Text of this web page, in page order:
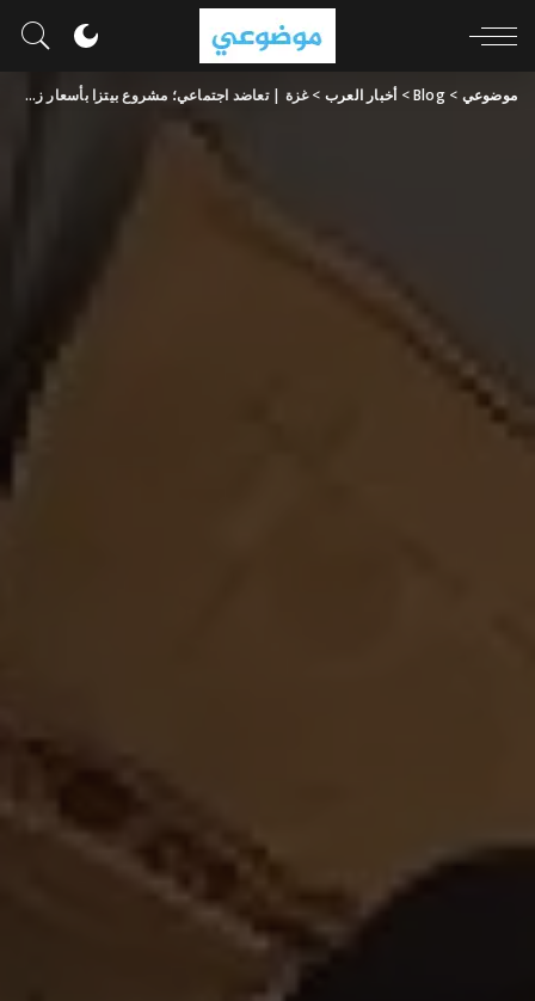
موضوعي >
Blog
> أخبار العرب >غزة | تعاضد اجتماعي؛ مشروع بيتزا بأسعار زهيدة